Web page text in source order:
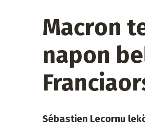
Macron
napon
Sébastien Lecornu